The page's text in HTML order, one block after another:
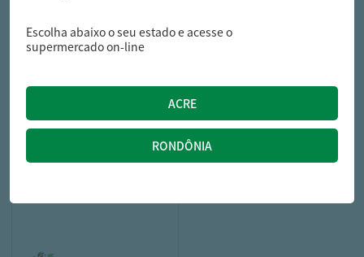
Escolha abaixo o seu estado e acesse o
supermercado on-line